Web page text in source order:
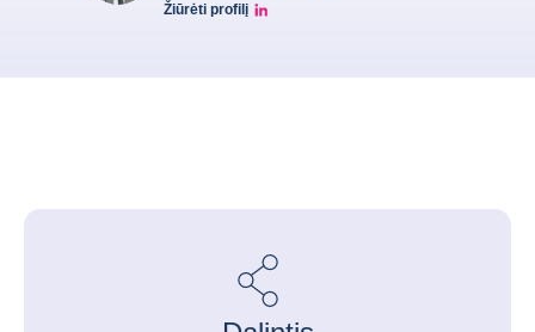
Žiūrėti profilį
Aurélien Duthoit Linkedin profile